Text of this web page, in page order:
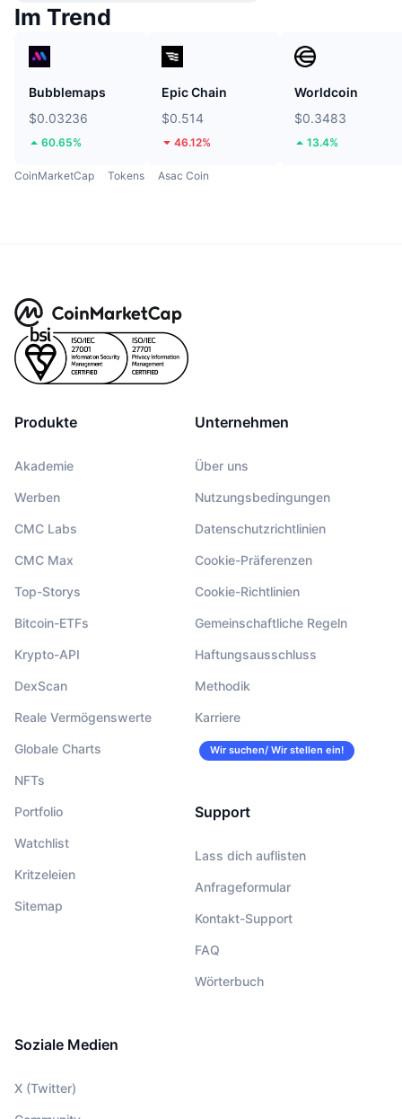
Im Trend
Bubblemaps
$0.03236
60.65%
Epic Chain
$0.514
46.12%
Worldcoin
$0.3483
13.4%
CoinMarketCap Tokens Asac Coin
Produkte
Akademie
Werben
CMC Labs
CMC Max
Top-Storys
Bitcoin-ETFs
Krypto-API
DexScan
Reale Vermögenswerte
Globale Charts
NFTs
Portfolio
Watchlist
Kritzeleien
Sitemap
Unternehmen
Über uns
Nutzungsbedingungen
Datenschutzrichtlinien
Cookie-Präferenzen
Cookie-Richtlinien
Gemeinschaftliche Regeln
Haftungsausschluss
Methodik
Karriere
Wir suchen/ Wir stellen ein!
Support
Lass dich auflisten
Anfrageformular
Kontakt-Support
FAQ
Wörterbuch
Soziale Medien
X (Twitter)